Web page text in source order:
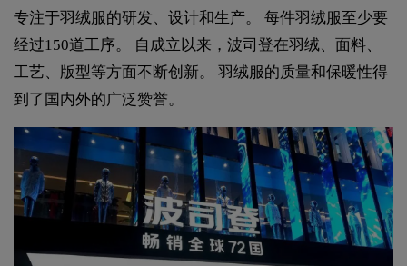
专注于羽绒服的研发、设计和生产。 每件羽绒服至少要
经过150道工序。 自成立以来，波司登在羽绒、面料、
工艺、版型等方面不断创新。 羽绒服的质量和保暖性得
到了国内外的广泛赞誉。